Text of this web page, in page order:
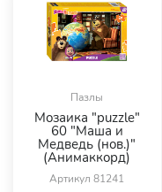
Пазлы
Мозаика "puzzle"
60 "Маша и
Медведь (нов.)"
(Анимаккорд)
Артикул 81241